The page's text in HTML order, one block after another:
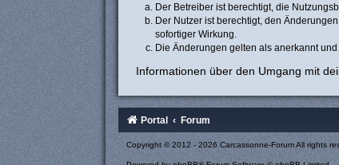
Der Betreiber ist berechtigt, die
Der Nutzer ist berechtigt, den
sofortiger Wirkung.
Die Änderungen gelten als anerkannt
Informationen über den Umgang mit
Portal Forum
Copyright © 2012 - 2026 Carcassonne-Forum All rights